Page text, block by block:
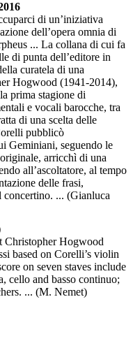
di un’iniziativa
dell’opera omnia di
... La collana di cui fa
di punta dell’editore in
curatela di una
Hogwood (1941-2014),
prima stagione di
e vocali barocche, tra
di una scelta delle
pubblicò
Geminiani, seguendo le
arricchì di una
all’ascoltatore, al tempo
delle frasi,
concertino. ... (Gianluca
Christopher Hogwood
based on Corelli’s violin
on seven staves include
cello and basso continuo;
... (M. Nemet)